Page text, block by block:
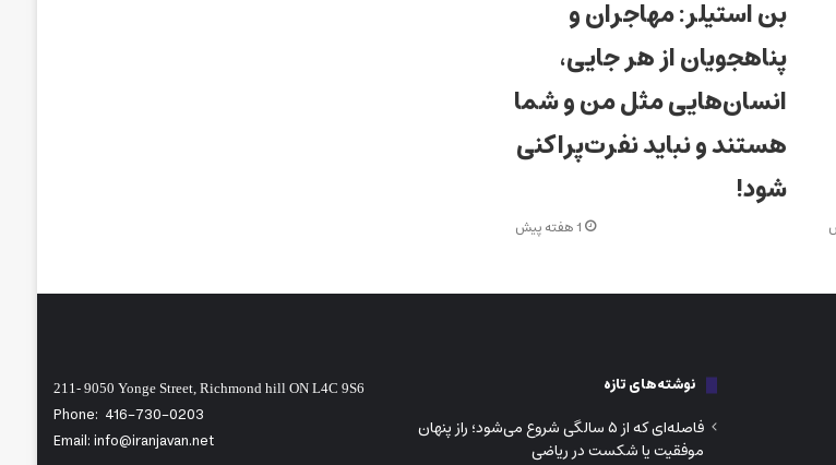
بن استیلر: مهاجران و
پناهجویان از هر جایی،
انسان‌هایی مثل من و شما
هستند و نباید نفرت‌پراکنی
شود!
1 هفته پیش
نوشته‌های تازه
فاصله‌ای که از ۵ سالگی شروع می‌شود؛ راز پنهان
موفقیت یا شکست در ریاضی
211- 9050 Yonge Street, Richmond hill ON L4C 9S6
Phone: 416-730-0203
Email: info@iranjavan.net